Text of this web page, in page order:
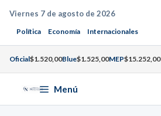
Saltar
contenido
Viernes 7 de agosto de 2026
Política Economía Internacionales
Oficial$1.520,00Blue$1.525,00MEP$15.252,00
Menú